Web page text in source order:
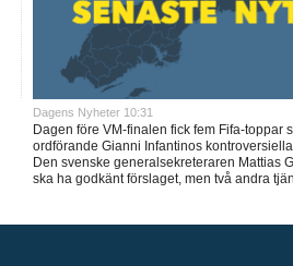
Dagens Nyheter 10:31
Dagen före VM-finalen fick fem Fifa-toppar
ordförande Gianni Infantinos
Den svenske generalsekreteraren Mattias
ska ha godkänt förslaget, men två andra